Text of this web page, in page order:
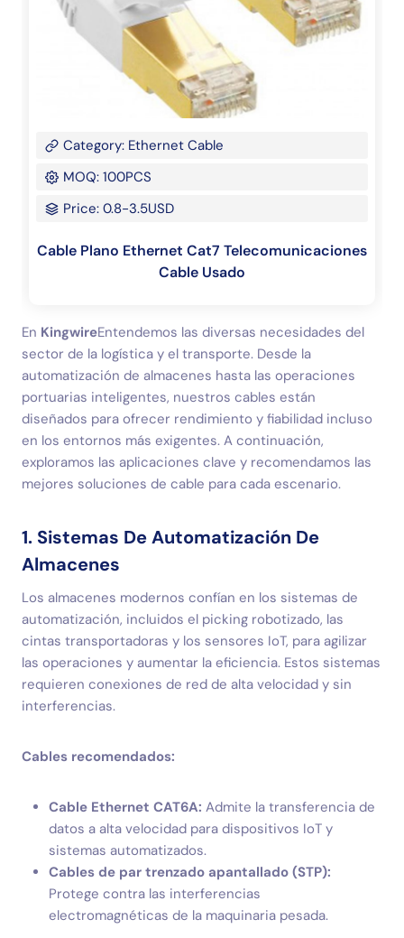
Category: Ethernet Cable
MOQ: 100PCS
Price: 0.8-3.5USD
Cable Plano Ethernet Cat7 Telecomunicaciones
Cable Usado
En KingwireEntendemos las diversas necesidades del
sector de la logística y el transporte. Desde la
automatización de almacenes hasta las operaciones
portuarias inteligentes, nuestros cables están
diseñados para ofrecer rendimiento y fiabilidad incluso
en los entornos más exigentes. A continuación,
exploramos las aplicaciones clave y recomendamos las
mejores soluciones de cable para cada escenario.
1. Sistemas De Automatización De
Almacenes
Los almacenes modernos confían en los sistemas de
automatización, incluidos el picking robotizado, las
cintas transportadoras y los sensores IoT, para agilizar
las operaciones y aumentar la eficiencia. Estos sistemas
requieren conexiones de red de alta velocidad y sin
interferencias.
Cables recomendados:
Cable Ethernet CAT6A: Admite la transferencia de
datos a alta velocidad para dispositivos IoT y
sistemas automatizados.
Cables de par trenzado apantallado (STP):
Protege contra las interferencias
electromagnéticas de la maquinaria pesada.